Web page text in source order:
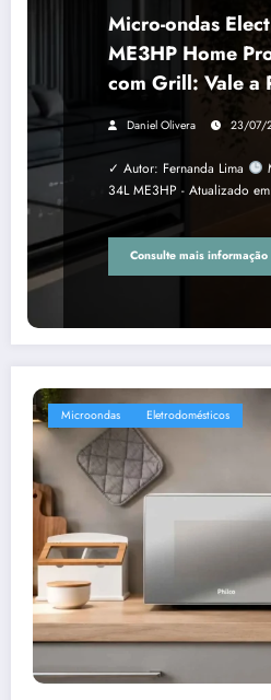
Micro-ondas
ME3HP Home
com Grill: Vale a
Daniel Olivera 23/07/
✓ Autor: Fernanda Lima
34L ME3HP - Atualizado
Consulte mais informação
Microondas Eletrodomésticos